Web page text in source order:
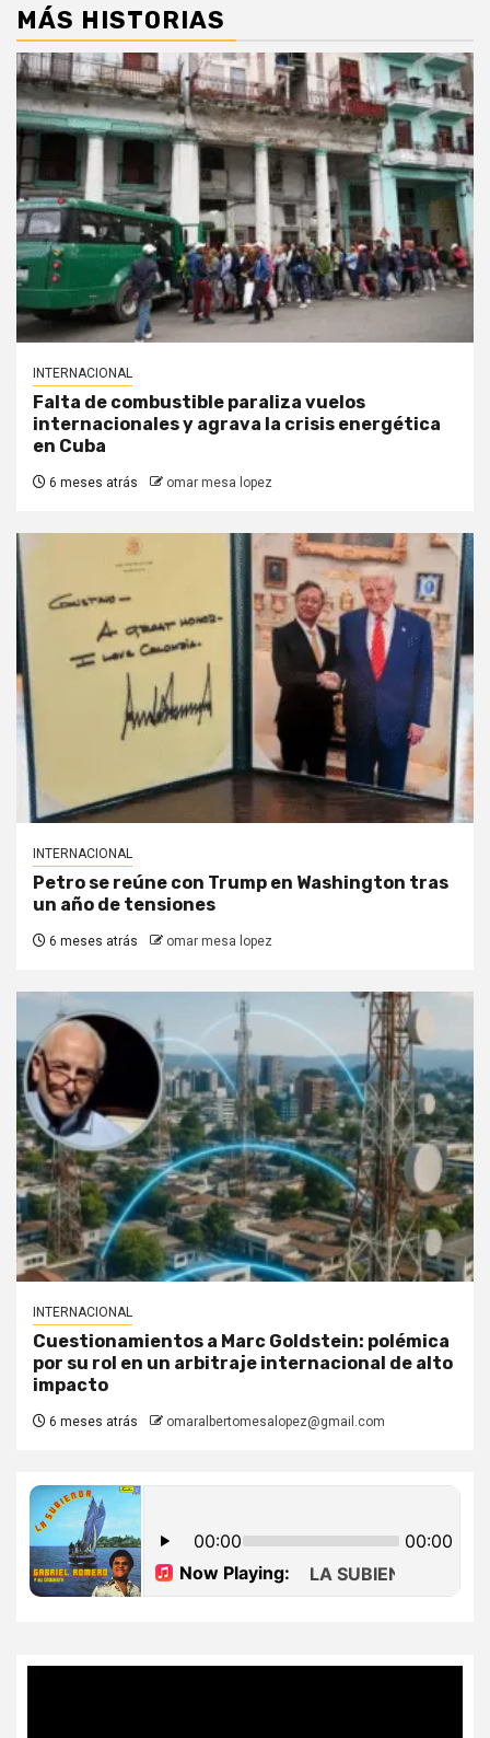
MÁS HISTORIAS
INTERNACIONAL
Falta de combustible paraliza vuelos
internacionales y agrava la crisis energética
en Cuba
6 meses atrás omar mesa lopez
INTERNACIONAL
Petro se reúne con Trump en Washington tras
un año de tensiones
6 meses atrás omar mesa lopez
INTERNACIONAL
Cuestionamientos a Marc Goldstein: polémica
por su rol en un arbitraje internacional de alto
impacto
6 meses atrás omaralbertomesalopez@gmail.com